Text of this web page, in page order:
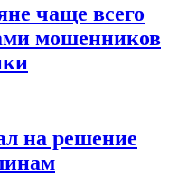
чаще всего
мошенников
на решение